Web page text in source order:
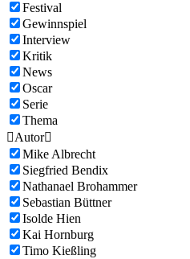
Festival
Gewinnspiel
Interview
Kritik
News
Oscar
Serie
Thema
Autor
Mike Albrecht
Siegfried Bendix
Nathanael Brohammer
Sebastian Büttner
Isolde Hien
Kai Hornburg
Timo Kießling